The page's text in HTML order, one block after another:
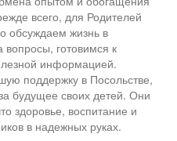
всего, для Родителей
обсуждаем жизнь в
вопросы, готовимся к
информацией.
поддержку в Посольстве,
будущее своих детей. Они
здоровье, воспитание и
в надежных руках.